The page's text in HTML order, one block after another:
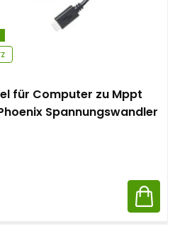
für Computer zu Mppt
Spannungswandler